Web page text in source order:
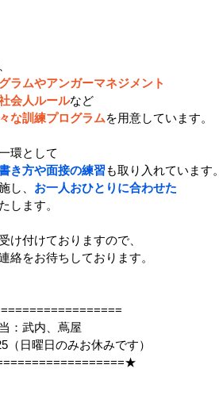
ラムやアンガーマネジメント
会人ルールなど
な訓練プログラムを用意しています。
環として
き方や面接の練習も取り入れています。
し、 お一人おひとりに合わせた
します。
け付けておりますので、
絡をお待ちしております。
：武内、蔦屋
（日曜日のみお休みです）